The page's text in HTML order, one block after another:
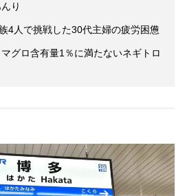
り
4人で挑戦した30代主婦の疲労困憊
グロ含有量1％に満たないネギトロ